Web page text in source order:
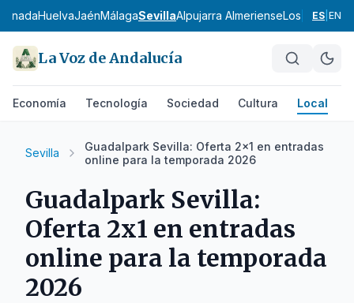
HuelvaJaénMálagaSevillaAlpujarra AlmerienseLos Vélez
ES EN
La Voz de Andalucía
Economía Tecnología Sociedad Cultura Local
Sevilla
Guadalpark Sevilla: Oferta 2x1 en entradas
online para la temporada 2026
Guadalpark Sevilla:
Oferta 2x1 en entradas
online para la temporada
2026